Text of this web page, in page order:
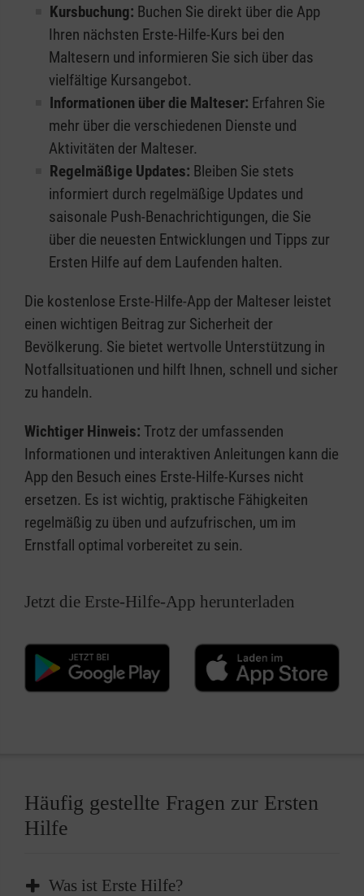
Kursbuchung: Buchen Sie direkt über die App
Ihren nächsten Erste-Hilfe-Kurs bei den
Maltesern und informieren Sie sich über das
vielfältige Kursangebot.
Informationen über die Malteser: Erfahren Sie
mehr über die verschiedenen Dienste und
Aktivitäten der Malteser.
Regelmäßige Updates: Bleiben Sie stets
informiert durch regelmäßige Updates und
saisonale Push-Benachrichtigungen, die Sie
über die neuesten Entwicklungen und Tipps zur
Ersten Hilfe auf dem Laufenden halten.
Die kostenlose Erste-Hilfe-App der Malteser leistet
einen wichtigen Beitrag zur Sicherheit der
Bevölkerung. Sie bietet wertvolle Unterstützung in
Notfallsituationen und hilft Ihnen, schnell und sicher
zu handeln.
Wichtiger Hinweis: Trotz der umfassenden
Informationen und interaktiven Anleitungen kann die
App den Besuch eines Erste-Hilfe-Kurses nicht
ersetzen. Es ist wichtig, praktische Fähigkeiten
regelmäßig zu üben und aufzufrischen, um im
Ernstfall optimal vorbereitet zu sein.
Jetzt die Erste-Hilfe-App herunterladen
Häufig gestellte Fragen zur Ersten
Hilfe
Was ist Erste Hilfe?